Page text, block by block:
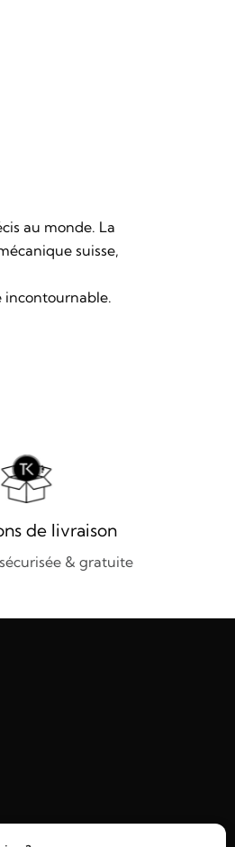
au monde. La
suisse,
incontournable.
de livraison
& gratuite